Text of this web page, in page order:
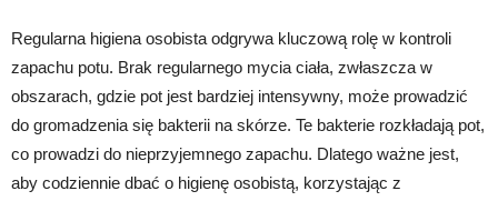
Regularna higiena osobista odgrywa kluczową rolę w kontroli
zapachu potu. Brak regularnego mycia ciała, zwłaszcza w
obszarach, gdzie pot jest bardziej intensywny, może prowadzić
do gromadzenia się bakterii na skórze. Te bakterie rozkładają pot,
co prowadzi do nieprzyjemnego zapachu. Dlatego ważne jest,
aby codziennie dbać o higienę osobistą, korzystając z